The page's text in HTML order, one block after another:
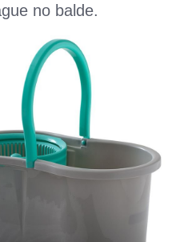
no balde.